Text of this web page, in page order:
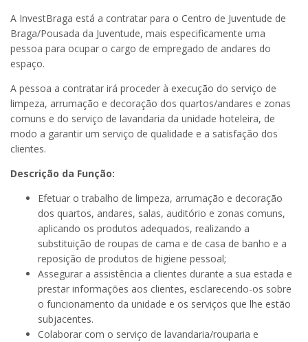
A InvestBraga está a contratar para o Centro de Juventude de
Braga/Pousada da Juventude, mais especificamente uma
pessoa para ocupar o cargo de empregado de andares do
espaço.
A pessoa a contratar irá proceder à execução do serviço de
limpeza, arrumação e decoração dos quartos/andares e zonas
comuns e do serviço de lavandaria da unidade hoteleira, de
modo a garantir um serviço de qualidade e a satisfação dos
clientes.
Descrição da Função:
Efetuar o trabalho de limpeza, arrumação e decoração
dos quartos, andares, salas, auditório e zonas comuns,
aplicando os produtos adequados, realizando a
substituição de roupas de cama e de casa de banho e a
reposição de produtos de higiene pessoal;
Assegurar a assistência a clientes durante a sua estada e
prestar informações aos clientes, esclarecendo-os sobre
o funcionamento da unidade e os serviços que lhe estão
subjacentes.
Colaborar com o serviço de lavandaria/rouparia e